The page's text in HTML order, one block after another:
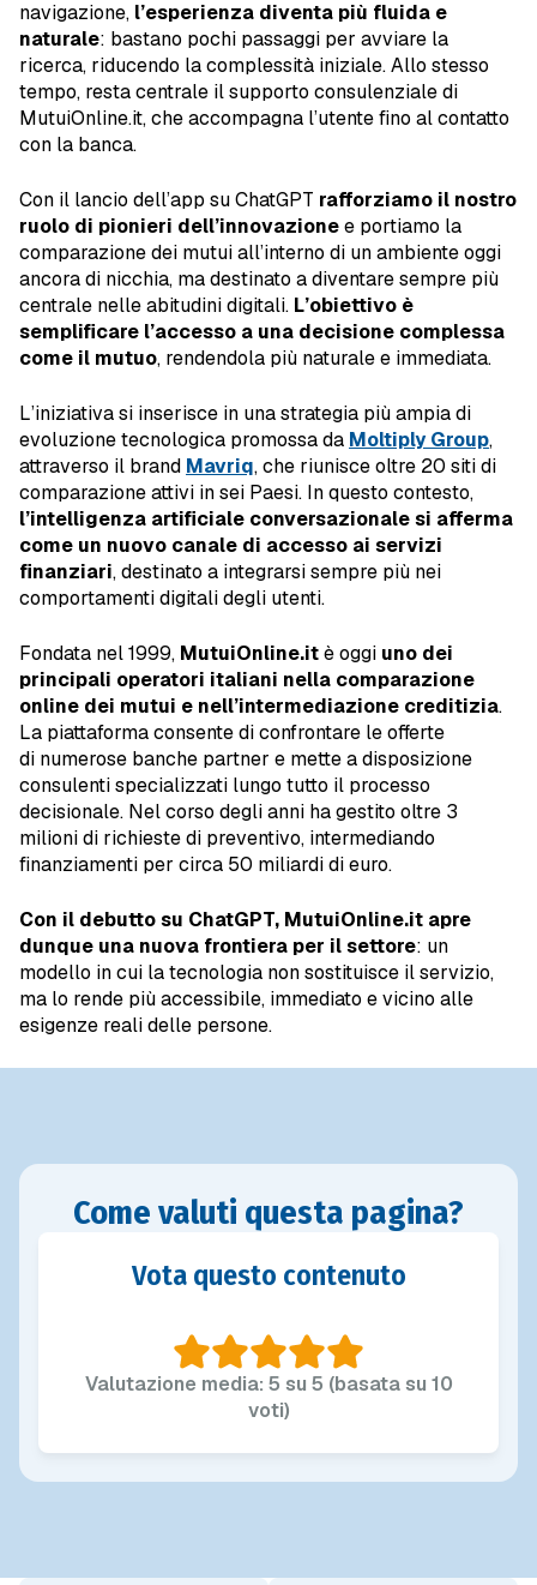
navigazione, l’esperienza diventa più fluida e
naturale: bastano pochi passaggi per avviare la
ricerca, riducendo la complessità iniziale. Allo stesso
tempo, resta centrale il supporto consulenziale di
MutuiOnline.it, che accompagna l’utente fino al contatto
con la banca.
Con il lancio dell’app su ChatGPT rafforziamo il nostro
ruolo di pionieri dell’innovazionee portiamo la
comparazione dei mutui all’interno di un ambiente oggi
ancora di nicchia, ma destinato a diventare sempre più
centrale nelle abitudini digitali. L’obiettivo è
semplificare l’accesso a una decisione complessa
come il mutuo, rendendola più naturale e immediata.
L’iniziativa si inserisce in una strategia più ampia di
evoluzione tecnologica promossa da Moltiply Group,
attraverso il brand Mavriq, che riunisce oltre 20 siti di
comparazione attivi in sei Paesi. In questo contesto,
l’intelligenza artificiale conversazionale si afferma
come un nuovo canale di accesso ai servizi
finanziari, destinato a integrarsi sempre più nei
comportamenti digitali degli utenti.
Fondata nel 1999, MutuiOnline.itè oggi uno dei
principali operatori italiani nella comparazione
online dei mutui e nell’intermediazione creditizia.
La piattaforma consente di confrontare le offerte
di numerose banche partner e mette a disposizione
consulenti specializzati lungo tutto il processo
decisionale. Nel corso degli anni ha gestito oltre 3
milioni di richieste di preventivo, intermediando
finanziamenti per circa 50 miliardi di euro.
Con il debutto su ChatGPT, MutuiOnline.it apre
dunque una nuova frontiera per il settore: un
modello in cui la tecnologia non sostituisce il servizio,
ma lo rende più accessibile, immediato e vicino alle
esigenze reali delle persone.
Come valuti questa pagina?
Vota questo contenuto
Valutazione media: 5 su 5 (basata su 10
voti)